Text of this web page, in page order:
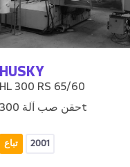
HUSKY
HL 300 RS 65/60
حقن صب آلة 300t
تباع 2001